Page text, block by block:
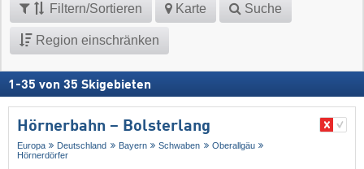
Filtern/Sortieren Karte Suche
Region einschränken
1 -35 von 35 Skigebieten
Hörnerbahn – Bolsterlang
Europa Deutschland Bayern Schwaben
Oberallgäu
Hörnerdörfer